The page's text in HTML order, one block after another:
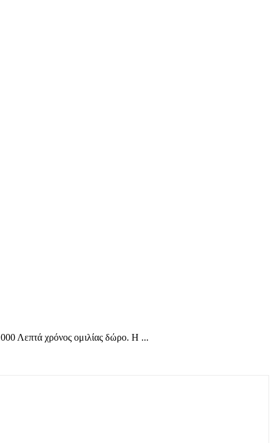
Λεπτά χρόνος ομιλίας δώρο. Η ...